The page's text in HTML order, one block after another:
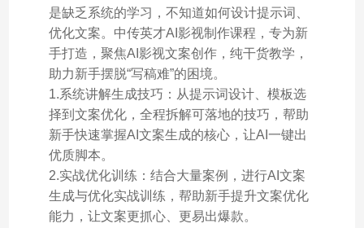
是缺乏系统的学习，不知道如何设计提示词、
优化文案。中传英才AI影视制作课程，专为新
手打造，聚焦AI影视文案创作，纯干货教学，
助力新手摆脱“写稿难”的困境。
1.系统讲解生成技巧：从提示词设计、模板选
择到文案优化，全程拆解可落地的技巧，帮助
新手快速掌握AI文案生成的核心，让AI一键出
优质脚本。
2.实战优化训练：结合大量案例，进行AI文案
生成与优化实战训练，帮助新手提升文案优化
能力，让文案更抓心、更易出爆款。